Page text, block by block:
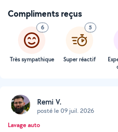
Compliments reçus
6
Très sympathique
5
Super réactif
Remi V.
posté le 09 juil. 2026
Lavage auto